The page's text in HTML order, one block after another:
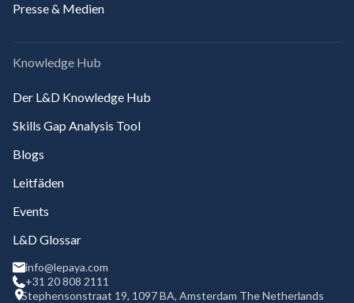
Presse & Medien
Knowledge Hub
Der L&D Knowledge Hub
Skills Gap Analysis Tool
Blogs
Leitfäden
Events
L&D Glossar
info@lepaya.com
+31 20 808 2111
Stephensonstraat 19, 1097 BA, Amsterdam The Netherlands